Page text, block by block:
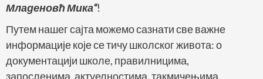
Младеновћ Мика“!
Путем нашег сајта можемо сазнати све важне
информације које се тичу школског живота: о
документацији школе, правилницима,
запосленима, актуелностима, такмичењима,